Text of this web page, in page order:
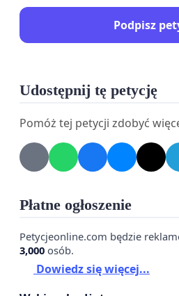
Polaków, stoi w jawnej
założeniami.
pieniądze podatników
do dalszej polaryzacji
fundamentalnych wartości,
oparta nasza narodowa
Wzywam Panię do
zasad przyznawania środków
zaprzestania finansowania
zamiast służyć kulturze i
jego podziału.
Podpisz
Udostępnij tę petycję
Pomóż tej petycji zdobyć
Płatne ogłoszenie
Petycjeonline.com będzie
3,000 osób.
Dowiedz się więcej...